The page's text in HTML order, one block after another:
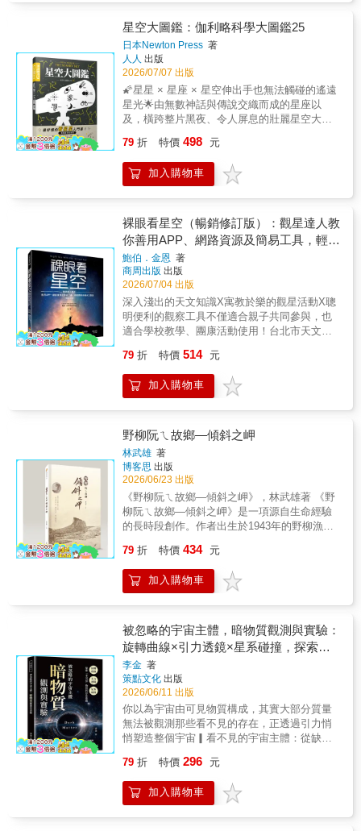
撞出最激烈的生命火花，希望探知生存為何重
要、價值和意義問題，這就是這本書給予宇
宙、萬物、人類這些須臾存在的最高禮贈。
（演化與適應）到地理學（板塊構造與氣候變
遷）等核心地球學科主題。對於已經讀完市面
上所有恐龍書的小小古生物學家，或是渴望探
索世界各類知識的自然愛好者來說，《地球生
命大歷史》絕對是繼續擴大知識眼界的精采作
品。現在，就讓我們一起潛入深邃的時光隧
道，解開地球過去的祕密吧！
星空大圖鑑：伽利略科學大圖鑑25
日本Newton Press 著
人人 出版
2026/07/07 出版
🌠星星 × 星座 × 星空伸出手也無法觸碰的遙遠
星光🌟由無數神話與傳說交織而成的星座以
及，橫跨整片黑夜、令人屏息的壯麗星空大量
望星空，就澈底陷入宇宙與天文的魅力之中◎
抬起頭看看吧──夜空，其實比你想像中還熱
鬧 生活在都市的人，或許幾乎都忘了仰望
也沒什麼好看的呢？ 其實，只要稍微停下
腳步、仔細抬頭看看，你就會意外發現：原來
城市的夜空裡，依然藏著許多星星。尤其是在
夏夜旅行、海邊度假，或山上露營時，那些原
本遙不可及的星光，會突然變得非常靠近。◎
星座、銀河、黑洞……漫步在星空中，原來真
的可能迷路？ ★哪幾顆星能連成星
座？ ★那顆特別明亮的星星，究竟是哪一
顆星？ ★銀河究竟是什麼？ ★黑洞真
的存在嗎？ 這些問題，曾經困擾人類上千
眩，彷彿只要踏進那片光芒，就會立刻迷失方
向。 但從非常久遠的古代開始，人們便不
斷仰望星空、思考宇宙的模樣。直到近代，隨
宇宙之謎，也逐漸被解開。 本書將透過大
量迷人的照片與圖解，帶你認識星星的誕生與
死亡、太陽系行星、星座故事，以及銀河與黑
洞等宇宙奧祕。即使是第一次接觸天文的人，
也能輕鬆閱讀、慢慢理解。雖然星光遙不可
及，但擁有本書，你就像擁有了一本可以隨身
翻閱的「星空指南」。◎從雙筒望遠鏡到觀星
識之外，本書也介紹雙筒望遠鏡與天文望遠鏡
的基本使用方式，以及適合觀星的場所與觀測
技巧。 去露營了嗎？去登山了嗎？或是，
從某一天開始，你也會重新愛上那片總是陪在
我們身邊的夜空。
79 折 特價 498 元
加入購物車
裸眼看星空（暢銷修訂版）：觀星達人教
你善用APP、網路資源及簡易工具，輕鬆
觀察各種天文景象
鮑伯．金恩 著
商周出版 出版
2026/07/04 出版
深入淺出的天文知識X寓教於樂的觀星活動X聰
明便利的觀察工具不僅適合親子共同參與，也
適合學校教學、團康活動使用！台北市天文協
粉絲專頁 KENBOO高雄市天文學會常務理事
林子端資深追星族 林啟生前國立自然科學博
物館館長、國立臺灣大學物理系暨天文物理研
數十年觀星經驗的鮑伯‧金恩將傾囊相授，教你
以肉眼捕捉各種難得一見的夜空奇景。書中教
你如何追蹤國際太空站、辨識星座、觀察月
相、追蹤流星雨，甚至預測極光，同時指導你
進行日常觀星活動（近100個）。在趣味實作
中，你將學會善用現代科技，透過觀星app軟體
及網站資源，體驗聰明追星的樂趣。作者鮑伯‧
金恩所教授的天文知識，讓玄妙的宇宙變得淺
顯易懂，使觀星者不分新手、老手，人人都能
解恆星為何閃爍、宇宙如何生成，以及流星究
竟從何而來。文中提到的各種天文景象，都搭
配簡明易懂的插圖與令人驚豔的照片，幫助讀
星、日月食與極光等天文景象的技巧，為你留
下珍貴的觀星紀錄。你，準備好加入追星的行
列了嗎？各界推薦：觀星不一定需要昂貴的天
文望遠鏡，眼睛就是最好的觀星工具，只要眼
見為憑、親身體驗就能知其中奧妙，就跟著鮑
伯‧金恩一同窺探迷人的星空世界。──「愛看星
星的昆布」粉絲專頁 Kenboo敝學會在市區辦
理「路邊天文」多年，體認到民眾對認星的渴
鑰匙。──高雄市天文協會常務理事 林子端在
星期六的晚上，天氣晴，帶著鮑伯‧金恩為你寫
的這本天書，裝好手機APP星圖軟體再備支雙
79 折 特價 514 元
加入購物車
野柳阮ㄟ故鄉—傾斜之岬
林武雄 著
博客思 出版
2026/06/23 出版
《野柳阮ㄟ故鄉—傾斜之岬》，林武雄著 《野
柳阮ㄟ故鄉—傾斜之岬》是一項源自生命經驗
的長時段創作。作者出生於1943年的野柳漁
式的劇烈轉變。本計畫以「傾斜之岬」作為象
徵性主體，將野柳視為一個有感知、有記憶的
生命體，透過個人記憶、繪畫書寫與鄉土語敘
鄉—傾斜之岬》繪筆與鄉音的雙重搶救，本書
於「聲、影、情」的三維結合《野柳阮ㄟ故鄉
—傾斜之岬》是一部跨越八十載時光、結合繪
畫與鄉土文學的「地方生命誌」。作者出生於
1943年的野柳漁村，以海洋之子的敏銳覺察，
將這座俗稱「野柳龜」的傾斜岬角，視為一個
活生生的生命體。本書不僅是作者寫給故鄉的
情書，更是一份珍貴的民俗檔案，詳實記錄了
野柳從手搆木殼舢舨的純樸漁村，到成為國際
觀光勝地的劇烈變遷，彌補了官方地理誌中缺
地道的鄉土語書寫（如：港爿社、海冬、煞
海），生動再現了野柳漁民與自然共生的「半
年討海、半年休墾」的生活韻律。作者以素描
79 折 特價 434 元
加入購物車
被忽略的宇宙主體，暗物質觀測與實驗：
旋轉曲線×引力透鏡×星系碰撞，探索
「不可見」物質的存在依據
李金 著
策點文化 出版
2026/06/11 出版
你以為宇宙由可見物質構成，其實大部分質量
無法被觀測那些看不見的存在，正透過引力悄
悄塑造整個宇宙▎看不見的宇宙主體：從缺席
直接觀測的存在。暗物質並不發光、不與電磁
波互動，卻以重力悄然塑造星系的結構與運
動。當天文學家發現星系旋轉速度與可見物質
79 折 特價 296 元
加入購物車